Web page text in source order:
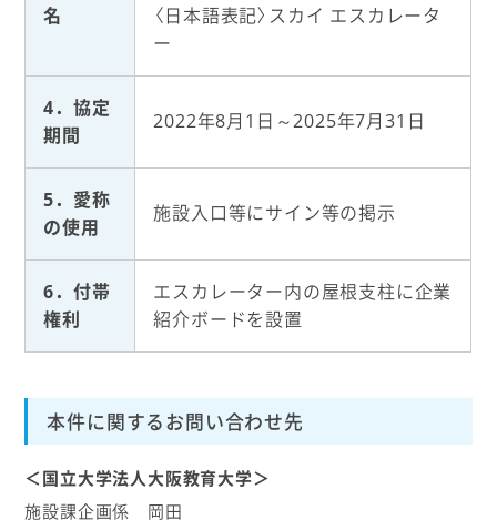
名
〈日本語表記〉スカイ エスカレータ
ー
4．協定
期間
2022年8月1日～2025年7月31日
5．愛称
の使用
施設入口等にサイン等の掲示
6．付帯
権利
エスカレーター内の屋根支柱に企業
紹介ボードを設置
本件に関するお問い合わせ先
＜国立大学法人大阪教育大学＞
施設課企画係 岡田